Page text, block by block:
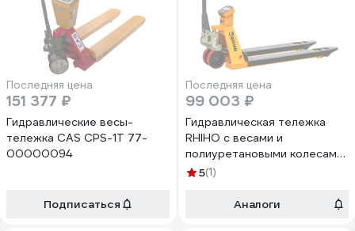
Последняя цена
151 377 ₽
Гидравлические весы-
тележка CAS CPS-1T 77-
00000094
Подписаться
Последняя цена
99 003 ₽
Гидравлическая тележка
RHIHO с весами и
полиуретановыми колесами
3SE
5(1)
Аналоги